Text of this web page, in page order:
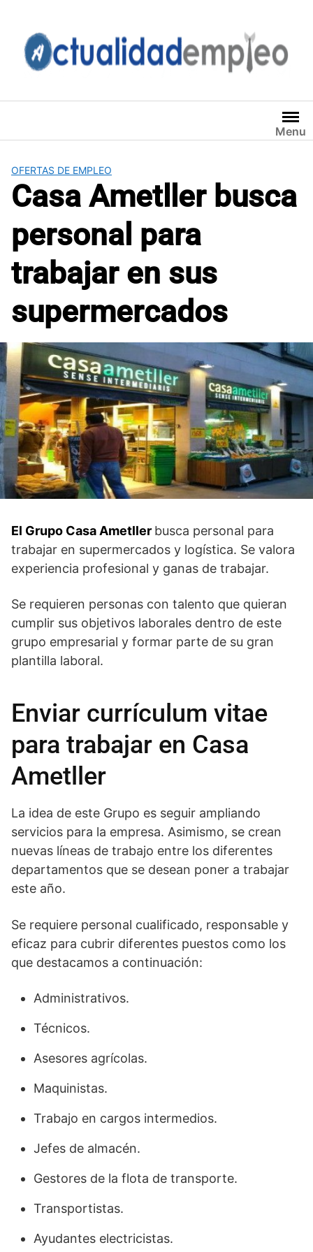
contenido
Menu
OFERTAS DE EMPLEO
Casa Ametller busca
personal para
trabajar en sus
supermercados
El Grupo Casa Ametller busca personal para
trabajar en supermercados y logística. Se valora
experiencia profesional y ganas de trabajar.
Se requieren personas con talento que quieran
cumplir sus objetivos laborales dentro de este
grupo empresarial y formar parte de su gran
plantilla laboral.
Enviar currículum vitae
para trabajar en Casa
Ametller
La idea de este Grupo es seguir ampliando
servicios para la empresa. Asimismo, se crean
nuevas líneas de trabajo entre los diferentes
departamentos que se desean poner a trabajar
este año.
Se requiere personal cualificado, responsable y
eficaz para cubrir diferentes puestos como los
que destacamos a continuación:
Administrativos.
Técnicos.
Asesores agrícolas.
Maquinistas.
Trabajo en cargos intermedios.
Jefes de almacén.
Gestores de la flota de transporte.
Transportistas.
Ayudantes electricistas.